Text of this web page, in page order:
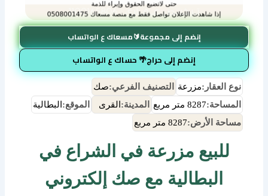
إنضم إلى مجموعة🔰مسعاك ع الواتساب
إنضم إلى حراج🌴 حساك ع الواتساب
نوع العقار:مزرعة التصنيف الفرعي:صك
المساحة:8287 متر مربع المدينة: القرى الموقع: البطالية
مساحة الأرض:8287 متر مربع
للبيع مزرعة في الشراع في
البطالية مع صك إلكتروني